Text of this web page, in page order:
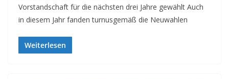
Vorstandschaft für die nächsten drei Jahre gewählt Auch
in diesem Jahr fanden turnusgemäß die Neuwahlen
Weiterlesen